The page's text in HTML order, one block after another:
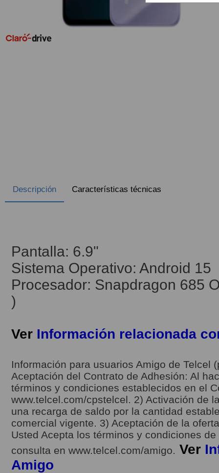
Descripción Características técnicas
Pantalla: 6.9"
Sistema Operativo: Android 15
Procesador: Snapdragon 685
)
Ver Información relacionada
Información para usuarios Amigo de Telcel
Aceptación del Contrato de Adhesión: Al
términos y condiciones establecidos en el
www.telcel.com/cpstelcel. 2) Activación de
una recarga de saldo por la cantidad
comercial vigente. 3) Aceptación de la
Usted Acepta los términos y condiciones
consulta en www.telcel.com/amigo. Ver
Amigo